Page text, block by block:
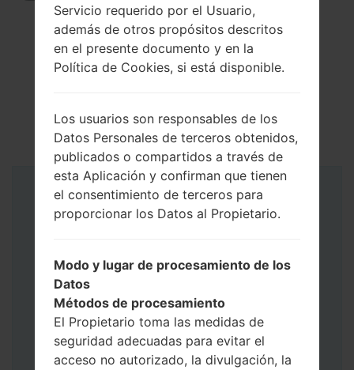
Instrucciones
Servicio requerido por el Usuario,
además de otros propósitos descritos
en el presente documento y en la
Política de Cookies, si está disponible.
Los usuarios son responsables de los
Datos Personales de terceros obtenidos,
publicados o compartidos a través de
esta Aplicación y confirman que tienen
el consentimiento de terceros para
proporcionar los Datos al Propietario.
Modo y lugar de procesamiento de los
Datos
Métodos de procesamiento
El Propietario toma las medidas de
seguridad adecuadas para evitar el
acceso no autorizado, la divulgación, la